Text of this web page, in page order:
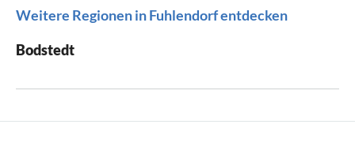
Weitere Regionen in Fuhlendorf entdecken
Bodstedt